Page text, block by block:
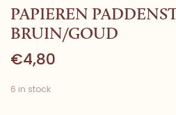
PAPIEREN
BRUIN/GOUD
€4,80
6 in stock